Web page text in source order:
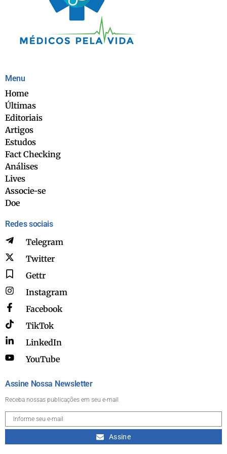
Menu
Home
Últimas
Editoriais
Artigos
Estudos
Fact Checking
Análises
Lives
Associe-se
Doe
Redes sociais
Telegram
Twitter
Gettr
Instagram
Facebook
TikTok
LinkedIn
YouTube
Assine Nossa Newsletter
Receba nossas publicações em seu e-mail
Assine